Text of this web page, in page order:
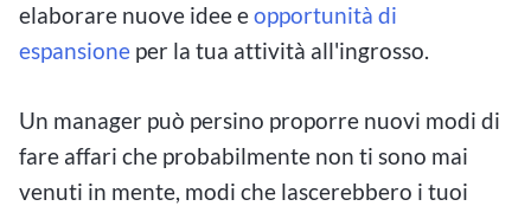
elaborare nuove idee eopportunità di
espansione per la tua attività all'ingrosso.
Un manager può persino proporre nuovi modi di
fare affari che probabilmente non ti sono mai
venuti in mente, modi che lascerebbero i tuoi